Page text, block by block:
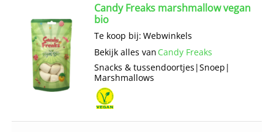
Candy Freaks marshmallow vegan
bio
Te koop bij: Webwinkels
Bekijk alles van Candy Freaks
Snacks & tussendoortjes |Snoep |
Marshmallows